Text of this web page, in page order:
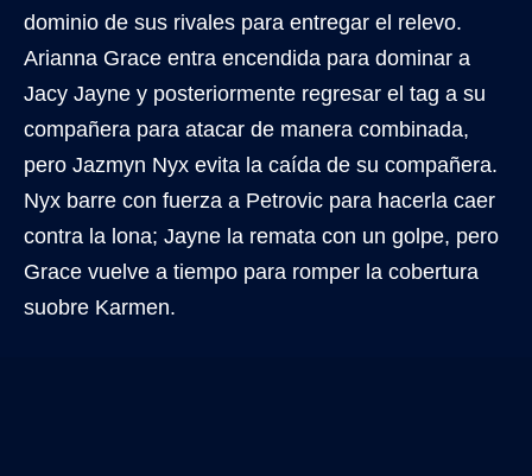
dominio de sus rivales para entregar el relevo.
Arianna Grace entra encendida para dominar a
Jacy Jayne y posteriormente regresar el tag a su
compañera para atacar de manera combinada,
pero Jazmyn Nyx evita la caída de su compañera.
Nyx barre con fuerza a Petrovic para hacerla caer
contra la lona; Jayne la remata con un golpe, pero
Grace vuelve a tiempo para romper la cobertura
suobre Karmen.